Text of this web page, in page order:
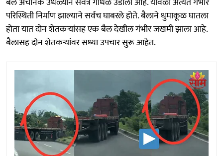
परिस्थिती निर्माण झाल्याने सर्वच घाबरले होते. बैलाने धुमाकूळ घातला
होता यात दोन शेतकऱ्यांसह एक बैल देखील गंभीर जखमी झाला आहे.
बैलासह दोन शेतकऱ्यांवर सध्या उपचार सुरू आहेत.